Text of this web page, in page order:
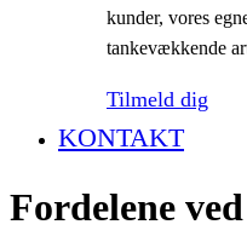
kunder, vores
tankevækkende
Tilmeld dig
KONTAKT
Fordelene